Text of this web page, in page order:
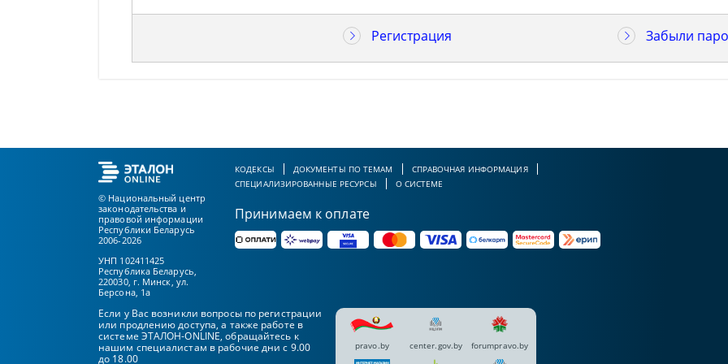
Регистрация Забыли
© Национальный центр
законодательства и
правовой информации
Республики Беларусь
2006-2026
УНП 102411425
Республика Беларусь,
220030, г. Минск, ул.
Берсона, 1а
КОДЕКСЫ ДОКУМЕНТЫ ПО ТЕМАМ
СПРАВОЧНАЯ ИНФОРМАЦИЯ
СПЕЦИАЛИЗИРОВАННЫЕ РЕСУРСЫ
О СИСТЕМЕ
Принимаем к оплате
Если у Вас возникли вопросы по регистрации
или продлению доступа, а также работе в
системе ЭТАЛОН-ONLINE, обращайтесь к
нашим специалистам в рабочие дни с 9.00
до 18.00
pravo.by center.gov.by forumpravo.by